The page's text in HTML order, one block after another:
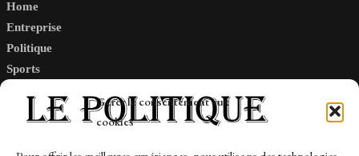
Gérer le consentement aux
cookies
Home
Entreprise
Politique
Sports